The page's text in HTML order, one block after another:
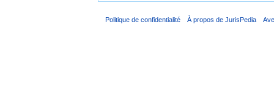
Politique de confidentialité À propos de JurisPedia